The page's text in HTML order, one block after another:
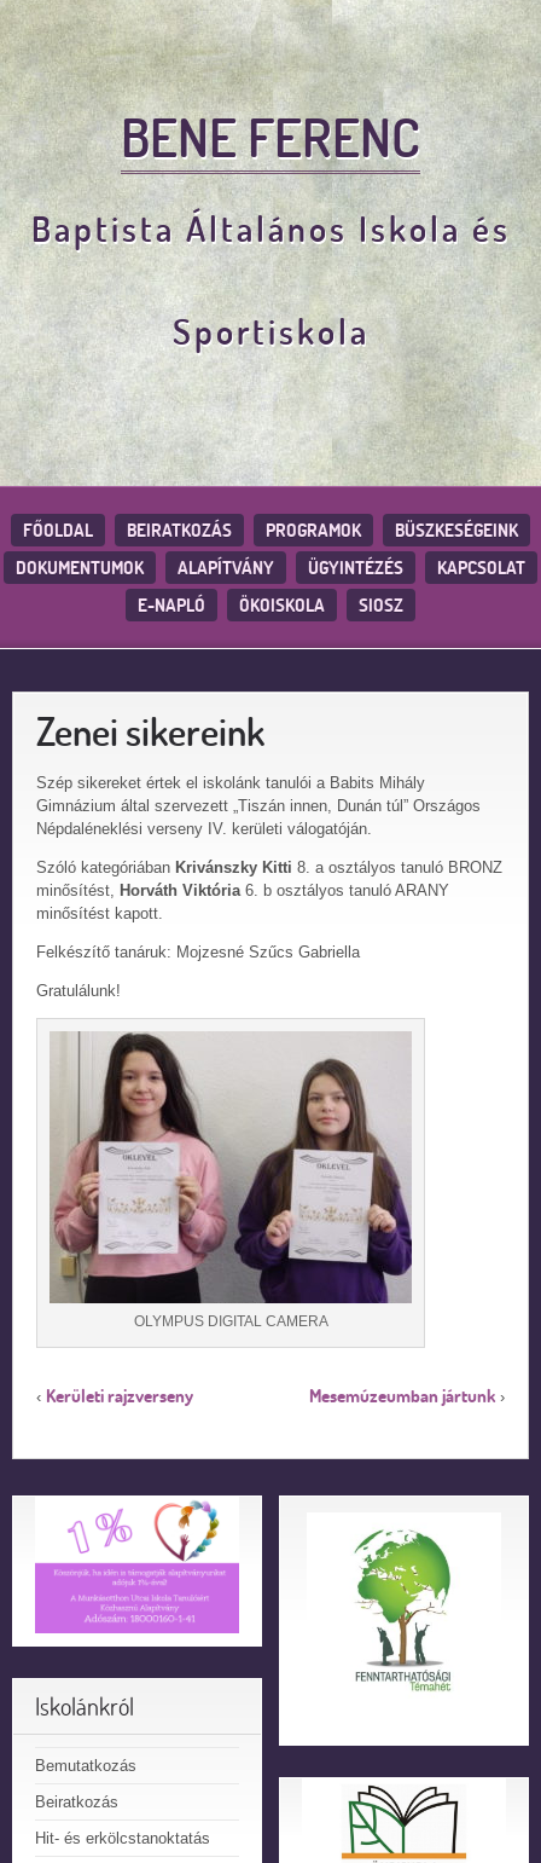
BENE FERENC
Baptista Általános Iskola és
Sportiskola
FŐOLDAL BEIRATKOZÁS PROGRAMOK
BÜSZKESÉGEINK
DOKUMENTUMOK
ALAPÍTVÁNY ÜGYINTÉZÉS
KAPCSOLAT
E-NAPLÓ
ÖKOISKOLA SIOSZ
Zenei sikereink
Szép sikereket értek el iskolánk tanulói a Babits Mihály
Gimnázium által szervezett „Tiszán innen, Dunán túl” Országos
Népdaléneklési verseny IV. kerületi válogatóján.
Szóló kategóriában Krivánszky Kitti 8. a osztályos tanuló BRONZ
minősítést, Horváth Viktória6. b osztályos tanuló ARANY
minősítést kapott.
Felkészítő tanáruk: Mojzesné Szűcs Gabriella
Gratulálunk!
OLYMPUS DIGITAL CAMERA
‹ Kerületi rajzverseny Mesemúzeumban jártunk ›
Iskolánkról
Bemutatkozás
Beiratkozás
Hit- és erkölcstanoktatás